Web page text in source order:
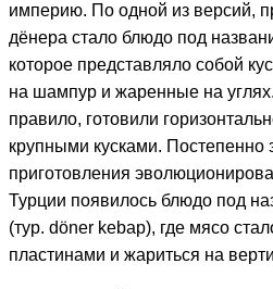
империю. По одной из версий,
дёнера стало блюдо под
которое представляло собой
на шампур и жаренные на
правило, готовили
крупными кусками. Постепенно
приготовления
Турции появилось блюдо под
(тур. döner kebap), где мясо
пластинами и жариться на